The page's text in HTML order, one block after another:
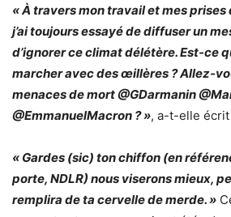
« À travers mon travail et mes
j’ai toujours essayé de diffuser un
d’ignorer ce climat délétère. Est-ce
marcher avec des œillères ? Allez-
menaces de mort @GDarmanin
@EmmanuelMacron ? », a-t-elle
« Gardes (sic) ton chiffon (en
porte, NDLR) nous viserons mieux,
remplira de ta cervelle de merde. »